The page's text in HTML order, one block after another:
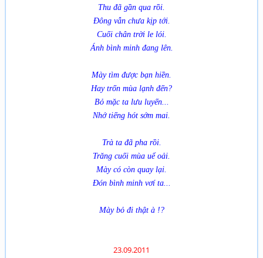
Thu đã gần qua rồi.
Đông vẫn chưa kịp tới.
Cuối chân trời le lói.
Ánh bình minh đang lên.
Mày tìm được bạn hiền.
Hay trốn mùa lạnh đến?
Bỏ mặc ta lưu luyến...
Nhớ tiếng hót sớm mai.
Trà ta đã pha rồi.
Trăng cuối mùa uể oải.
Mày có còn quay lại.
Đón bình minh vơí ta...
Mày bỏ đi thật à !?
23.09.2011